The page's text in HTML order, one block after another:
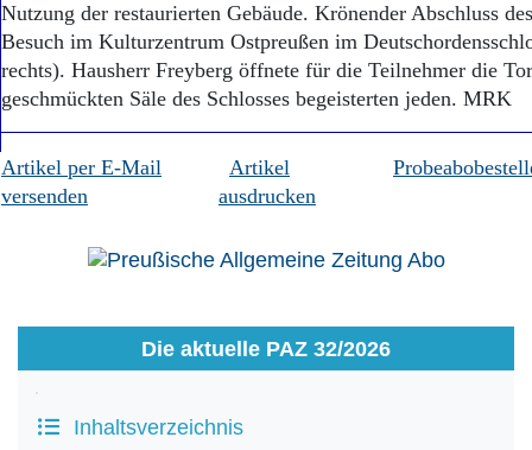
Nutzung der restaurierten Gebäude. Krönender Abschluss
Besuch im Kulturzentrum Ostpreußen im
rechts). Hausherr Freyberg öffnete für die Teilnehmer die
geschmückten Säle des Schlosses begeisterten jeden. MRK
Artikel per E-Mail
versenden
Artikel
ausdrucken
Die aktuelle PAZ 32/2026
Inhaltsverzeichnis